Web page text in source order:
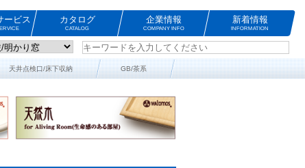
ービス カタログ
CATALOG
企業情報
COMPANY INFO
新着情報
INFORMATION
天井点検口/床下収納 GB/茶系